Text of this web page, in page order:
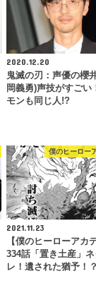
2020.12.20
鬼滅の刃：声優の櫻
岡義勇)声技がすごい
モンも同じ人!?
僕のヒーロー
2021.11.23
【僕のヒーローアカ
334話「置き土産」
レ！遺された猶予！？